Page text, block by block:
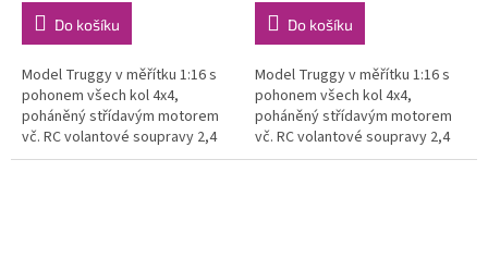
Do košíku
Model Truggy v měřítku 1:16 s
pohonem všech kol 4x4,
poháněný střídavým motorem
vč. RC volantové soupravy 2,4
GHz a pohonného akumulátoru.
Do košíku
Model Truggy v měřítku 1:16 s
pohonem všech kol 4x4,
poháněný střídavým motorem
vč. RC volantové soupravy 2,4
GHz a pohonného akumulátoru.